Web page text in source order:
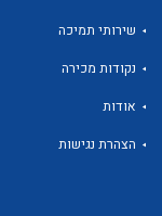
שירותי תמיכה
נקודות מכירה
אודות
הצהרת נגישות